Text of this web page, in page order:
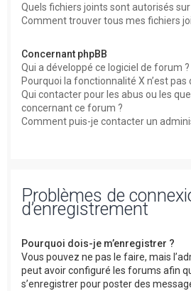
Quels fichiers joints sont autorisés
Comment trouver tous mes fichiers
Concernant phpBB
Qui a développé ce logiciel de forum ?
Pourquoi la fonctionnalité X n’est pas
Qui contacter pour les abus ou les
concernant ce forum ?
Comment puis-je contacter un
Problèmes de
d’enregistrement
Pourquoi dois-je m’enregistrer ?
Vous pouvez ne pas le faire, mais
peut avoir configuré les forums afin
s’enregistrer pour poster des